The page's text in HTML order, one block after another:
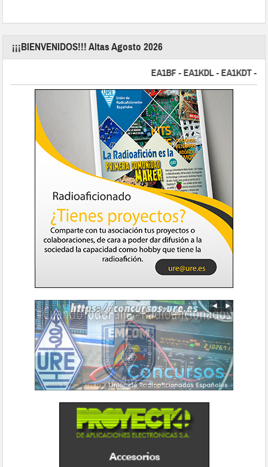
¡¡¡BIENVENIDOS!!! Altas Agosto 2026
EA1BF - EA1KDL - EA1KDT -